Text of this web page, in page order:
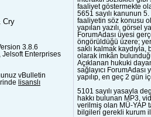
Cry
3.8.6
Enterprises
vBulletin
lisanslı
faaliyet göstermekte
5651 sayılı kanunun
faaliyetin söz konusu
yapılan yazılı, görsel
ForumAdası üyesi
öngörüldüğü üzere;
saklı kalmak
olarak imkân
Açıklanan hukuki
sağlayıcı
yapılıp, en geç 2 gün
5101 sayılı yasayla
hakkı bulunan MP3,
verilmiş olan MÜ-YAP
bilgileri gerekli kurum